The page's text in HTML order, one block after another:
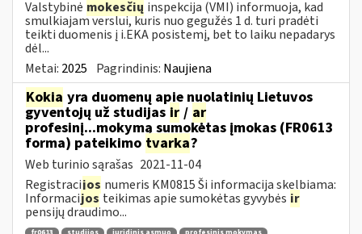
Valstybinė mokesčių inspekcija (VMI) informuoja, kad
smulkiajam verslui, kuris nuo gegužės 1 d. turi pradėti
teikti duomenis į i.EKA posistemį, bet to laiku nepadarys
dėl...
Metai: 2025 Pagrindinis: Naujiena
Kokia yra duomenų apie nuolatinių Lietuvos
gyventojų už studijas ir / ar
profesinį...mokymą sumokėtas įmokas (FR0613
forma) pateikimo tvarka?
Web turinio sąrašas 2021-11-04
Registracijos numeris KM0815 Ši informacija skelbiama:
Informacijosteikimas apie sumokėtas gyvybės ir
pensijų draudimo...